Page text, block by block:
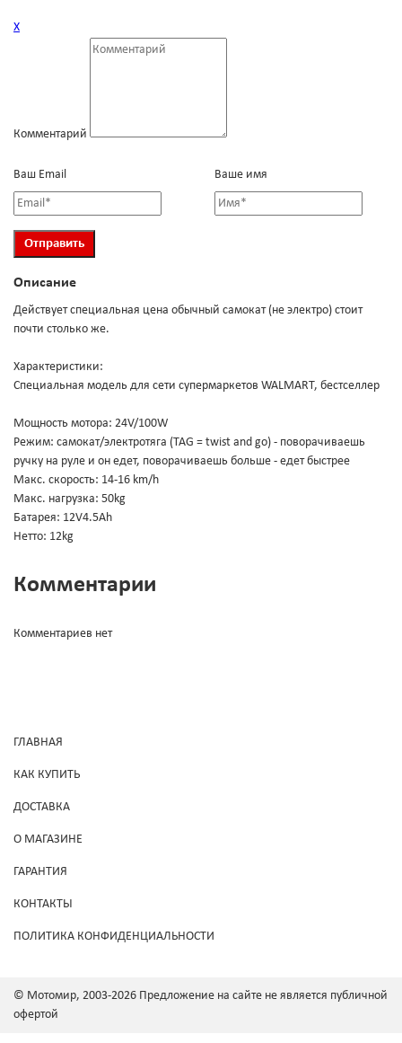
Х
Комментарий
Ваш Email Ваше имя
Описание
Действует специальная цена обычный самокат (не электро) стоит
почти столько же.
Характеристики:
Специальная модель для сети супермаркетов WALMART, бестселлер
Мощность мотора: 24V/100W
Режим: самокат/электротяга (TAG = twist and go) - поворачиваешь
ручку на руле и он едет, поворачиваешь больше - едет быстрее
Макс. скорость: 14-16 km/h
Макс. нагрузка: 50kg
Батарея: 12V4.5Ah
Нетто: 12kg
Комментарии
Комментариев нет
ГЛАВНАЯ
КАК КУПИТЬ
ДОСТАВКА
О МАГАЗИНЕ
ГАРАНТИЯ
КОНТАКТЫ
ПОЛИТИКА КОНФИДЕНЦИАЛЬНОСТИ
© Мотомир, 2003-2026 Предложение на сайте не является публичной
офертой